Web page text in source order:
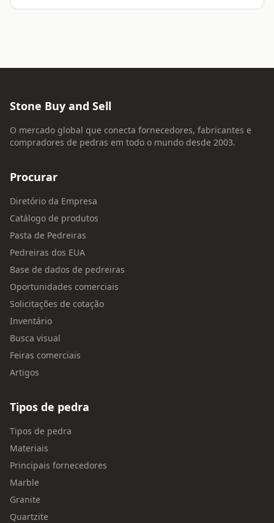
Stone Buy and Sell
O mercado global que conecta fornecedores, fabricantes e
compradores de pedras em todo o mundo desde 2003.
Procurar
Diretório da Empresa
Catálogo de produtos
Pasta de Pedreiras
Pedreiras dos EUA
Base de dados de pedreiras
Oportunidades comerciais
Solicitações de cotação
Inventário
Busca visual
Feiras comerciais
Artigos
Tipos de pedra
Tipos de pedra
Materiais
Principais fornecedores
Marble
Granite
Quartzite